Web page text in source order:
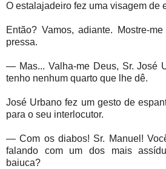
O estalajadeiro fez uma visagem de
Então? Vamos, adiante. Mostre-
pressa.
— Mas... Valha-me Deus, Sr. José
tenho nenhum quarto que lhe dê.
José Urbano fez um gesto de
para o seu interlocutor.
— Com os diabos! Sr. Manuel!
falando com um dos mais
baiuca?